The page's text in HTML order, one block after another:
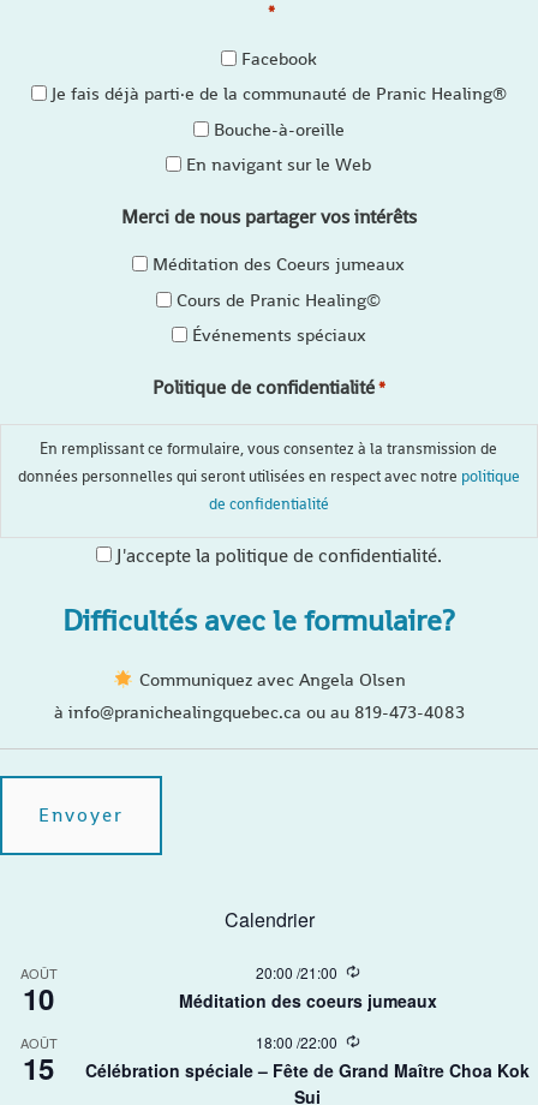
*
Facebook
Je fais déjà parti·e de la communauté de Pranic Healing®
Bouche-à-oreille
En navigant sur le Web
Merci de nous partager vos intérêts
Méditation des Coeurs jumeaux
Cours de Pranic Healing©
Événements spéciaux
Politique de confidentialité*
En remplissant ce formulaire, vous consentez à la transmission de
données personnelles qui seront utilisées en respect avec notre politique
de confidentialité
J'accepte la politique de confidentialité.
Difficultés avec le formulaire?
Communiquez avec Angela Olsen
à info@pranichealingquebec.ca ou au 819-473-4083
Calendrier
AOÛT
10
20:00 /21:00
R
c
r
r
Méditation des coeurs jumeaux
AOÛT
15
18:00 /22:00
R
c
Célébration spéciale – Fête de Grand Maître Choa Kok
Sui​